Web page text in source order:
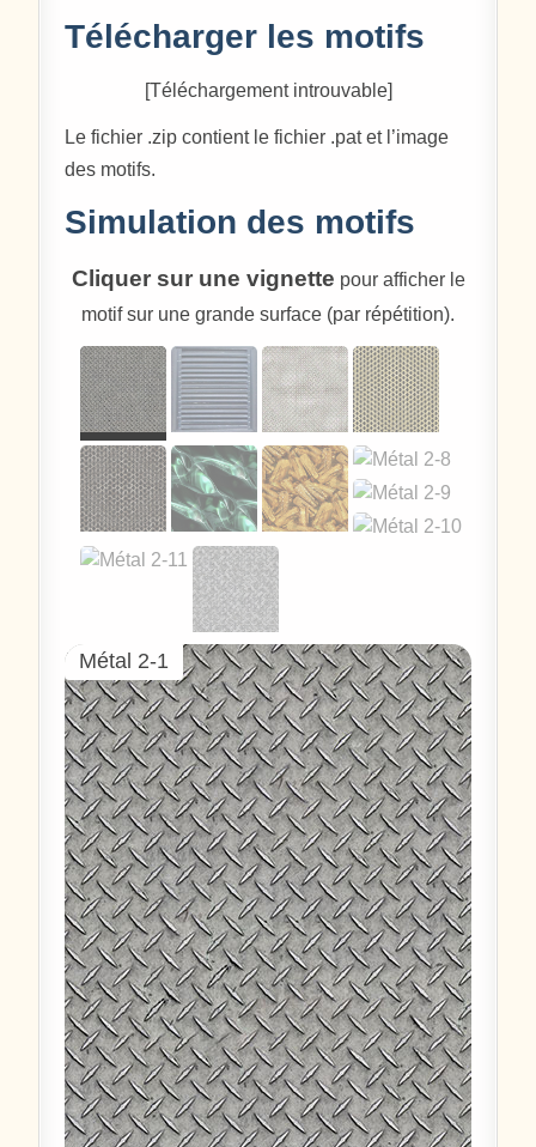
Télécharger les motifs
[Téléchargement introuvable]
Le fichier .zip contient le fichier .pat et l’image
des motifs.
Simulation des motifs
Cliquer sur une vignette pour afficher le
motif sur une grande surface (par répétition).
Métal 2-1